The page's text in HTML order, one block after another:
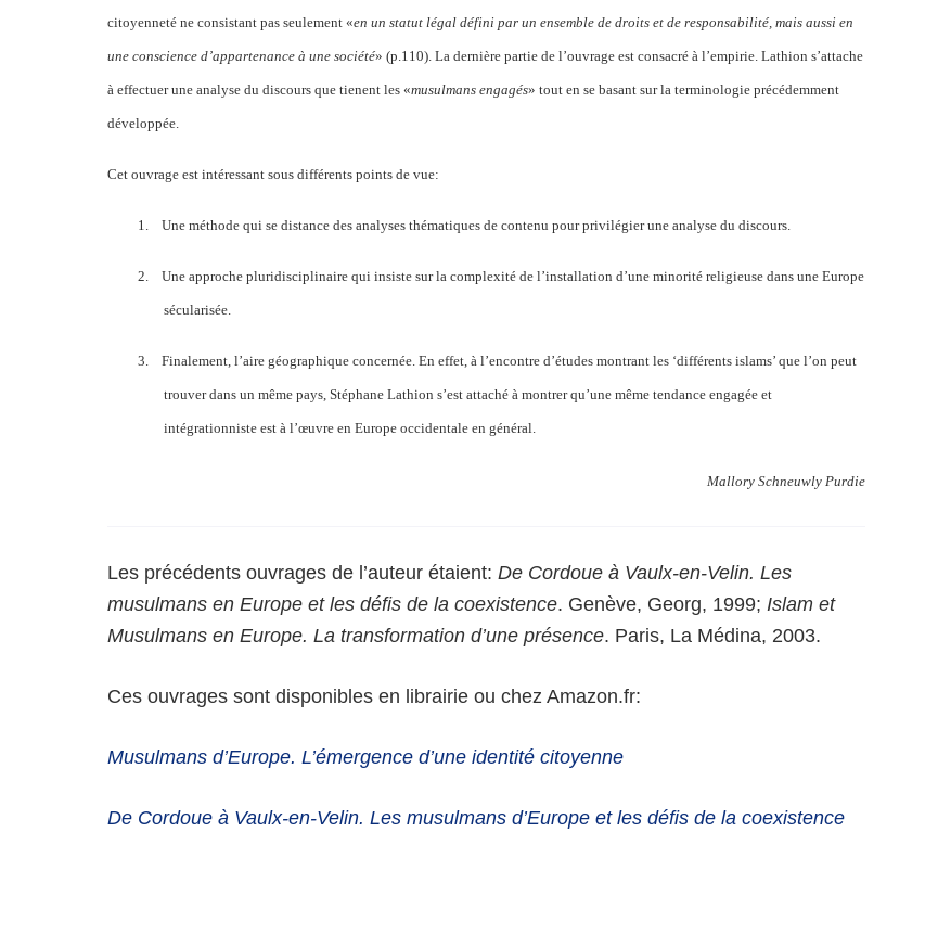
citoyenneté ne consistant pas seulement «en un statut légal défini par un ensemble de droits et de responsabilité, mais aussi en
une conscience d’appartenance à une société» (p.110). La dernière partie de l’ouvrage est consacré à l’empirie. Lathion s’attache
à effectuer une analyse du discours que tienent les «musulmans engagés» tout en se basant sur la terminologie précédemment
développée.
Cet ouvrage est intéressant sous différents points de vue:
1. Une méthode qui se distance des analyses thématiques de contenu pour privilégier une analyse du discours.
2. Une approche pluridisciplinaire qui insiste sur la complexité de l’installation d’une minorité religieuse dans une Europe
sécularisée.
3. Finalement, l’aire géographique concernée. En effet, à l’encontre d’études montrant les ‘différents islams’ que l’on peut
trouver dans un même pays, Stéphane Lathion s’est attaché à montrer qu’une même tendance engagée et
intégrationniste est à l’œuvre en Europe occidentale en général.
Mallory Schneuwly Purdie
Les précédents ouvrages de l’auteur étaient:De Cordoue à Vaulx-en-Velin. Les
musulmans en Europe et les défis de la coexistence. Genève, Georg, 1999;Islam et
Musulmans en Europe. La transformation d’une présence. Paris, La Médina, 2003.
Ces ouvrages sont disponibles en librairie ou chez Amazon.fr:
Musulmans d’Europe. L’émergence d’une identité citoyenne
De Cordoue à Vaulx-en-Velin. Les musulmans d’Europe et les défis de la coexistence